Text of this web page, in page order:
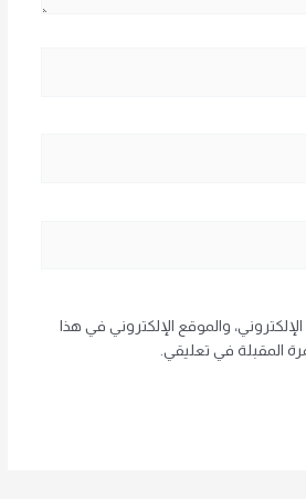
والموقع الإلكتروني في هذا
المقبلة في تعليقي.